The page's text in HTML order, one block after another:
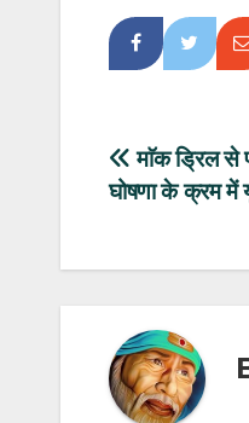
Post
माॅक ड्रिल से
घोषणा के क्रम में